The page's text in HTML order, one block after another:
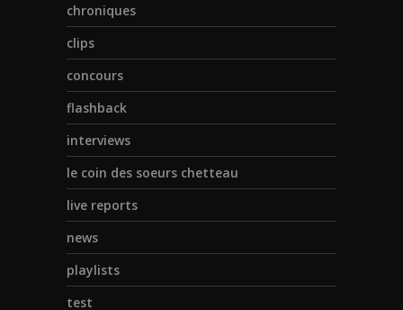
chroniques
clips
concours
flashback
interviews
le coin des soeurs chetteau
live reports
news
playlists
test